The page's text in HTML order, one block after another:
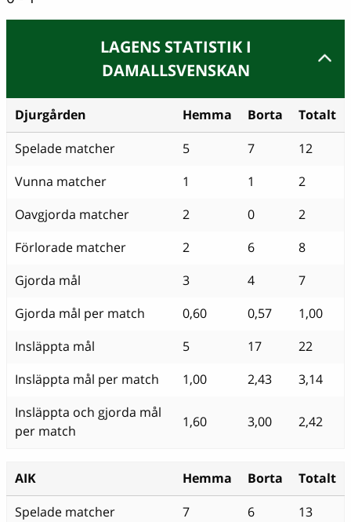
LAGENS STATISTIK I
DAMALLSVENSKAN
Djurgården Hemma Borta
Totalt
Spelade matcher
5 7
12
Vunna matcher
1 1
2
Oavgjorda matcher
2 0
2
Förlorade matcher
2 6
8
Gjorda mål
3 4
7
Gjorda mål per match
0,60 0,57
1,00
Insläppta mål
5 17
22
Insläppta mål per match
1,00 2,43
3,14
Insläppta och gjorda mål
per match
1,60 3,00 2,42
AIK Hemma Borta
Totalt
Spelade matcher
7 6
13